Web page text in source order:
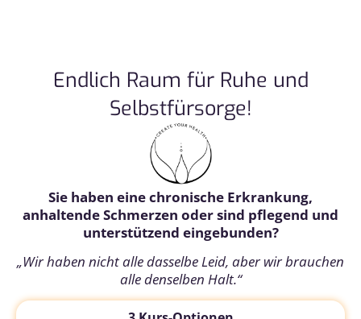
Endlich Raum für Ruhe und
Selbstfürsorge!
Sie haben eine chronische Erkrankung,
anhaltende Schmerzen oder sind pflegend und
unterstützend eingebunden?
„Wir haben nicht alle dasselbe Leid, aber wir brauchen
alle denselben Halt.“